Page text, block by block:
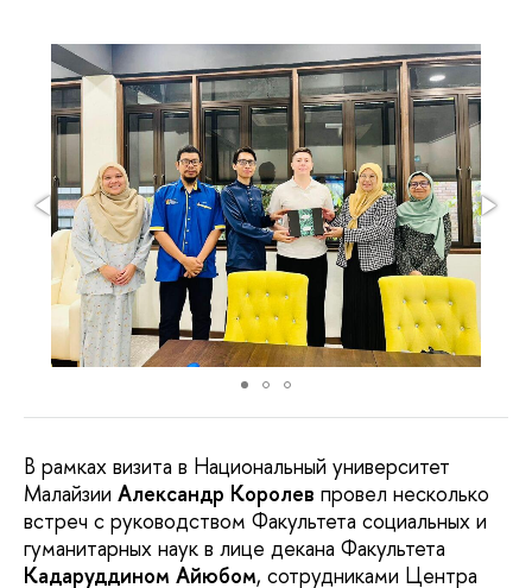
В рамках визита в Национальный университет
Малайзии Александр Королев провел несколько
встреч с руководством Факультета социальных и
гуманитарных наук в лице декана Факультета
Кадаруддином Айюбом, сотрудниками Центра